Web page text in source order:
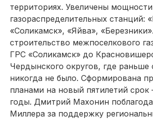
территориях. Увеличены
газораспределительных станций:
«Соликамск», «Яйва»,
строительство межпоселкового
ГРС «Соликамск» до
Чердынского округов, где раньше
никогда не было. Сформирована
планами на новый пятилетий срок
годы. Дмитрий Махонин
Миллера за поддержку